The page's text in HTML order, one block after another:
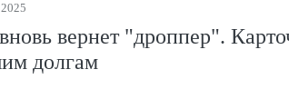
вернет "дроппер".
долгам